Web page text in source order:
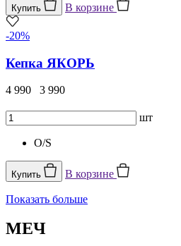
Купить В корзине
-20%
Кепка ЯКОРЬ
4 990 3 990
шт
O/S
Купить В корзине
Показать больше
МЕЧ